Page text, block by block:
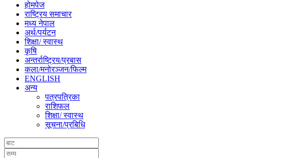
होमपेज
राष्ट्रिय समाचार
मध्य नेपाल
अर्थ/पर्यटन
शिक्षा/ स्वास्थ
कृषि
अन्तर्राष्ट्रिय/प्रबास
कला/मनोरञ्जन/फिल्म
ENGLISH
अन्य
पत्रपत्रिका
राशिफल
शिक्षा/ स्वास्थ
सूचना/प्रबिधि